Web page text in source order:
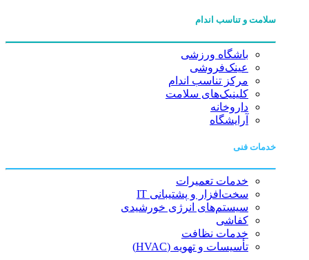
سلامت و تناسب اندام
باشگاه ورزشی
عینک‌فروشی
مرکز تناسب اندام
کلینیک‌های سلامت
داروخانه
آرایشگاه
خدمات فنی
خدمات تعمیرات
سخت‌افزار و پشتیبانی IT
سیستم‌های انرژی خورشیدی
کفاشی
خدمات نظافت
تأسیسات و تهویه (HVAC)